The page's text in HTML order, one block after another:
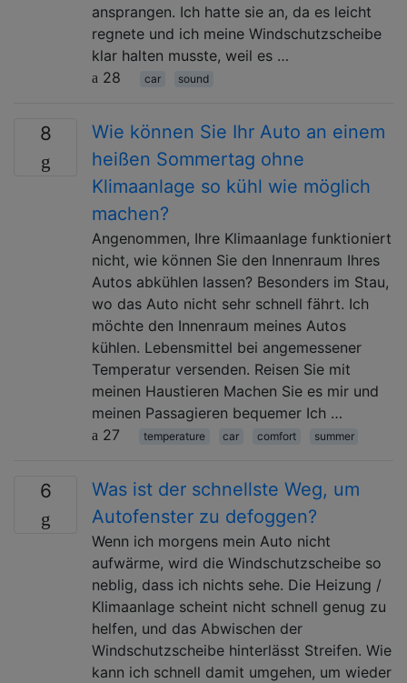
ansprangen. Ich hatte sie an, da es leicht
regnete und ich meine Windschutzscheibe
klar halten musste, weil es …
28
car sound
8
Wie können Sie Ihr Auto an einem
heißen Sommertag ohne
Klimaanlage so kühl wie möglich
machen?
Angenommen, Ihre Klimaanlage funktioniert
nicht, wie können Sie den Innenraum Ihres
Autos abkühlen lassen? Besonders im Stau,
wo das Auto nicht sehr schnell fährt. Ich
möchte den Innenraum meines Autos
kühlen. Lebensmittel bei angemessener
Temperatur versenden. Reisen Sie mit
meinen Haustieren Machen Sie es mir und
meinen Passagieren bequemer Ich …
27
temperature car comfort summer
6
Was ist der schnellste Weg, um
Autofenster zu defoggen?
Wenn ich morgens mein Auto nicht
aufwärme, wird die Windschutzscheibe so
neblig, dass ich nichts sehe. Die Heizung /
Klimaanlage scheint nicht schnell genug zu
helfen, und das Abwischen der
Windschutzscheibe hinterlässt Streifen. Wie
kann ich schnell damit umgehen, um wieder